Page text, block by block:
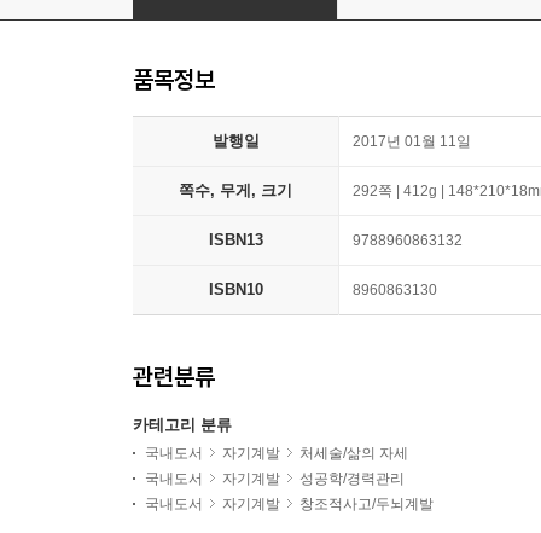
품목정보
발행일 2017년 01월 11일
쪽수, 무게, 크기 292쪽 | 412g |
ISBN13 9788960863132
ISBN10 8960863130
관련분류
카테고리 분류
국내도서 자기계발
처세술/삶의 자세
국내도서
자기계발
성공학/경력관리
국내도서
자기계발 창조적사고/두뇌계발